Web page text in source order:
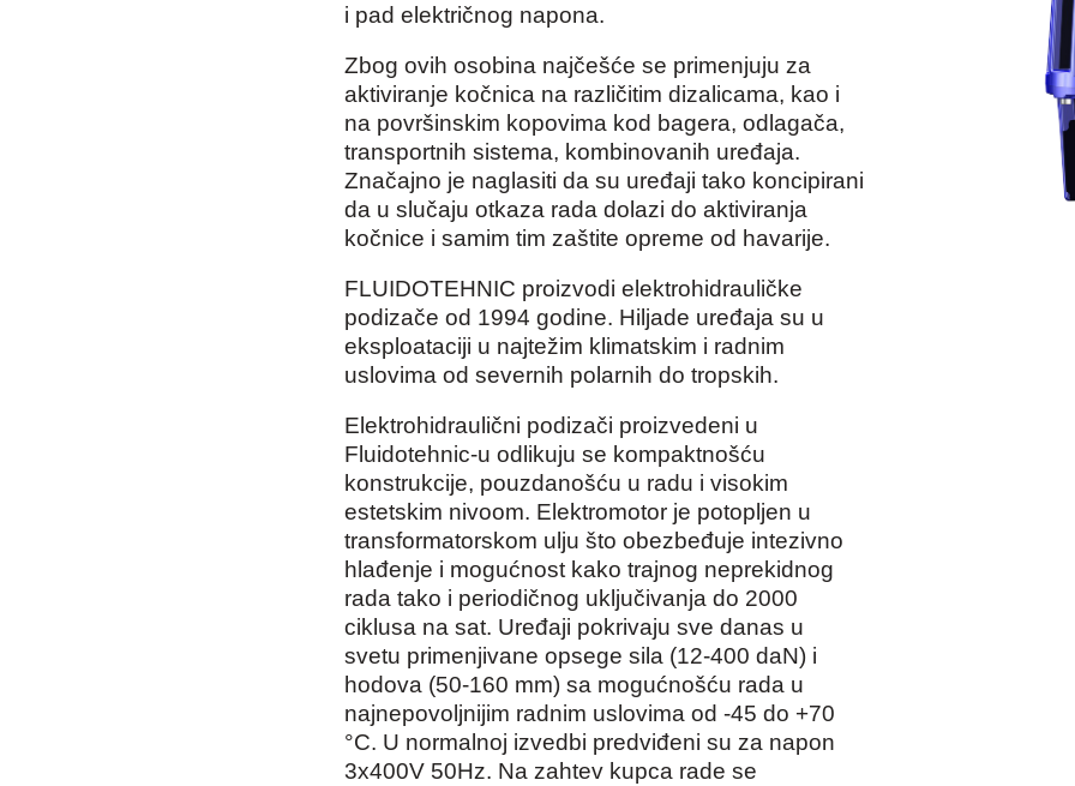
i pad električnog napona.
Zbog ovih osobina najčešće se primenjuju za
aktiviranje kočnica na različitim dizalicama, kao i
na površinskim kopovima kod bagera, odlagača,
transportnih sistema, kombinovanih uređaja.
Značajno je naglasiti da su uređaji tako koncipirani
da u slučaju otkaza rada dolazi do aktiviranja
kočnice i samim tim zaštite opreme od havarije.
FLUIDOTEHNIC proizvodi elektrohidrauličke
podizače od 1994 godine. Hiljade uređaja su u
eksploataciji u najtežim klimatskim i radnim
uslovima od severnih polarnih do tropskih.
Elektrohidraulični podizači proizvedeni u
Fluidotehnic-u odlikuju se kompaktnošću
konstrukcije, pouzdanošću u radu i visokim
estetskim nivoom. Elektromotor je potopljen u
transformatorskom ulju što obezbeđuje intezivno
hlađenje i mogućnost kako trajnog neprekidnog
rada tako i periodičnog uključivanja do 2000
ciklusa na sat. Uređaji pokrivaju sve danas u
svetu primenjivane opsege sila (12-400 daN) i
hodova (50-160 mm) sa mogućnošću rada u
najnepovoljnijim radnim uslovima od -45 do +70
°C. U normalnoj izvedbi predviđeni su za napon
3x400V 50Hz. Na zahtev kupca rade se